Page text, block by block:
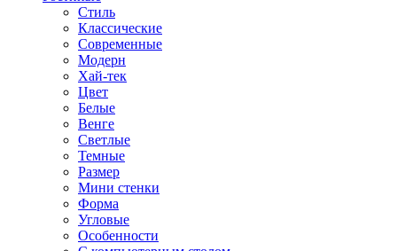
Стиль
Классические
Современные
Модерн
Хай-тек
Цвет
Белые
Венге
Светлые
Темные
Размер
Мини стенки
Форма
Угловые
Особенности